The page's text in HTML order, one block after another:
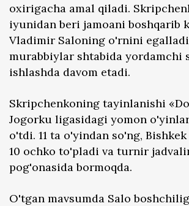
oxirigacha amal qiladi.
iyunidan beri jamoani boshqarib
Vladimir Saloning o'rnini
murabbiylar shtabida yordamchi
ishlashda davom etadi.
Skripchenkoning tayinlanishi
Jogorku ligasidagi yomon
o'tdi. 11 ta o'yindan so'ng,
10 ochko to'pladi va turnir
pog'onasida bormoqda.
O'tgan mavsumda Salo